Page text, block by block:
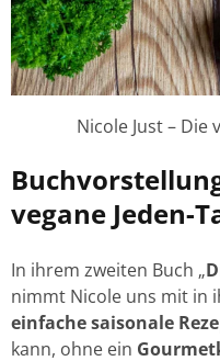
Nicole Just – Die
vegane Jeden-
In ihrem zweiten Buch „
nimmt Nicole uns mit in
einfache saisonale
kann, ohne ein